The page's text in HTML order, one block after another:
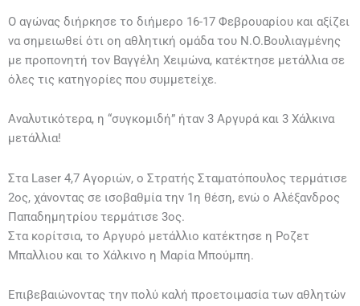
Ο αγώνας διήρκησε το διήμερο 16-17 Φεβρουαρίου και αξίζει
να σημειωθεί ότι οη αθλητική ομάδα του Ν.Ο.Βουλιαγμένης
με προπονητή τον Βαγγέλη Χειμώνα, κατέκτησε μετάλλια σε
όλες τις κατηγορίες που συμμετείχε.
Αναλυτικότερα, η “συγκομιδή” ήταν 3 Αργυρά και 3 Χάλκινα
μετάλλια!
Στα Laser 4,7 Αγοριών, ο Στρατής Σταματόπουλος τερμάτισε
2ος, χάνοντας σε ισοβαθμία την 1η θέση, ενώ ο Αλέξανδρος
Παπαδημητρίου τερμάτισε 3ος.
Στα κορίτσια, το Αργυρό μετάλλιο κατέκτησε η Ροζετ
Μπαλλιου και το Χάλκινο η Μαρία Μπούμπη.
Επιβεβαιώνοντας την πολύ καλή προετοιμασία των αθλητών